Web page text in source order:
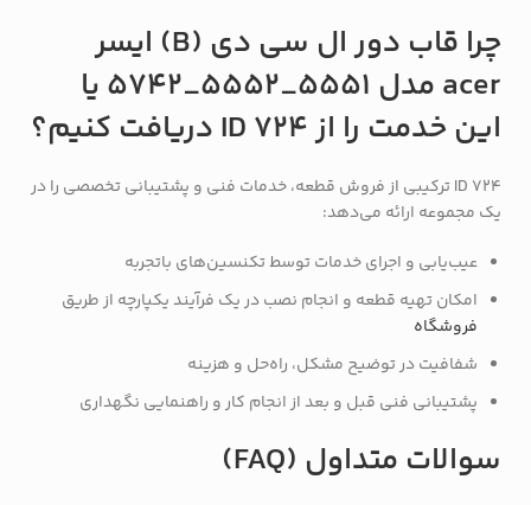
چرا قاب دور ال سی دی (B) ایسر
acer مدل 5551_5552_5742 یا
این خدمت را از ID 724 دریافت کنیم؟
ID 724 ترکیبی از فروش قطعه، خدمات فنی و پشتیبانی تخصصی را در
یک مجموعه ارائه می‌دهد:
عیب‌یابی و اجرای خدمات توسط تکنسین‌های باتجربه
امکان تهیه قطعه و انجام نصب در یک فرآیند یکپارچه از طریق
فروشگاه
شفافیت در توضیح مشکل، راه‌حل و هزینه
پشتیبانی فنی قبل و بعد از انجام کار و راهنمایی نگهداری
سوالات متداول (FAQ)